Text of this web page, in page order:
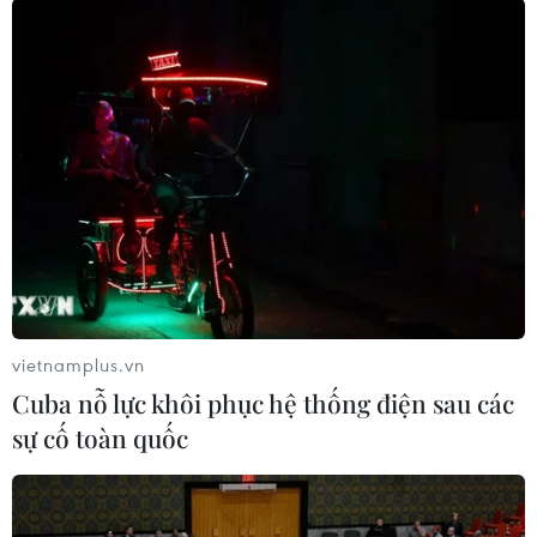
bang Ohio (Mỹ), nằm trong mục tiêu cạnh tranh
với các mẫu xe thể thao của các hãng khác ở thị
trường Mỹ.
Với kế hoạch nhập khẩu hàng trăm xe mỗi năm
về thị trường nội địa, có thể thấy Honda đang
xem xét nghiêm túc vấn đề tận dụng lợi thế
cạnh tranh tỷ giá để đảm bảo lợi nhuận kinh
doanh.
Theo đánh giá chung, xuất khẩu ôtô ra nước
ngoài của các hãng chế tạo Nhật Bản năm 2013
giảm 0,6%.
nhằm đối phó với những rủi ro về tỷ giá, việc
vietnamplus.vn
Cuba nỗ lực khôi phục hệ thống điện sau các
sự cố toàn quốc